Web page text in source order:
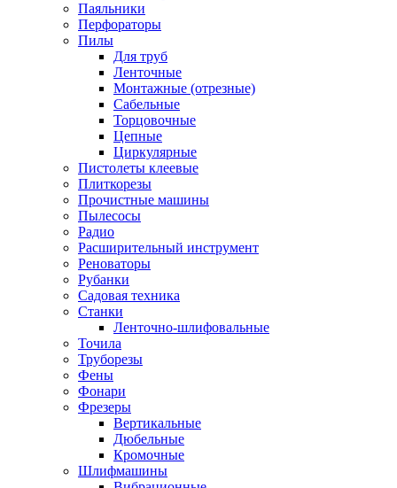
Паяльники
Перфораторы
Пилы
Для труб
Ленточные
Монтажные (отрезные)
Сабельные
Торцовочные
Цепные
Циркулярные
Пистолеты клеевые
Плиткорезы
Прочистные машины
Пылесосы
Радио
Расширительный инструмент
Реноваторы
Рубанки
Садовая техника
Станки
Ленточно-шлифовальные
Точила
Труборезы
Фены
Фонари
Фрезеры
Вертикальные
Дюбельные
Кромочные
Шлифмашины